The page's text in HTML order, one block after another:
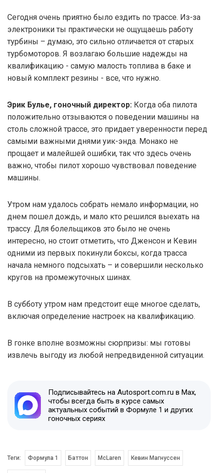
Сегодня очень приятно было ездить по трассе. Из-за
электроники ты практически не ощущаешь работу
турбины – думаю, это сильно отличается от старых
турбомоторов. Я возлагаю большие надежды на
квалификацию - самую малость топлива в баке и
новый комплект резины - все, что нужно.
Эрик Булье, гоночный директор: Когда оба пилота
положительно отзываются о поведении машины на
столь сложной трассе, это придает уверенности перед
самыми важными днями уик-энда. Монако не
прощает и малейшей ошибки, так что здесь очень
важно, чтобы пилот хорошо чувствовал поведение
машины.
Утром нам удалось собрать немало информации, но
днем пошел дождь, и мало кто решился выехать на
трассу. Для болельщиков это было не очень
интересно, но стоит отметить, что Дженсон и Кевин
одними из первых покинули боксы, когда трасса
начала немного подсыхать – и совершили несколько
кругов на промежуточных шинах.
В субботу утром нам предстоит еще многое сделать,
включая определение настроек на квалификацию.
В гонке вполне возможны сюрпризы: мы готовы
извлечь выгоду из любой непредвиденной ситуации.
Подписывайтесь на Autosport.com.ru в Max,
чтобы всегда быть в курсе самых
актуальных событий в Формуле 1 и других
гоночных сериях
Теги: Формула 1 Баттон McLaren Кевин Магнуссен